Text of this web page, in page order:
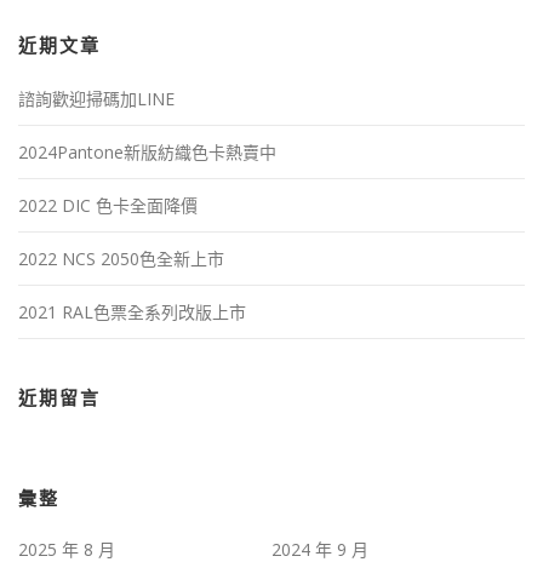
近期文章
諮詢歡迎掃碼加LINE
2024Pantone新版紡織色卡熱賣中
2022 DIC 色卡全面降價
2022 NCS 2050色全新上市
2021 RAL色票全系列改版上市
近期留言
彙整
2025 年 8 月
2024 年 9 月